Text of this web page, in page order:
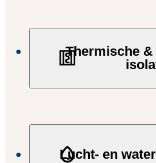
Thermische
Lucht- en